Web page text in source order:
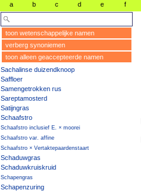
a b c d e f
toon wetenschappelijke namen
verberg synoniemen
toon alleen geaccepteerde namen
Sachalinse duizendknoop
Saffloer
Samengetrokken rus
Sareptamosterd
Satijngras
Schaafstro
Schaafstro inclusief E. × moorei
Schaafstro var. affine
Schaafstro × Vertaktepaardenstaart
Schaduwgras
Schaduwkruiskruid
Schapengras
Schapenzuring